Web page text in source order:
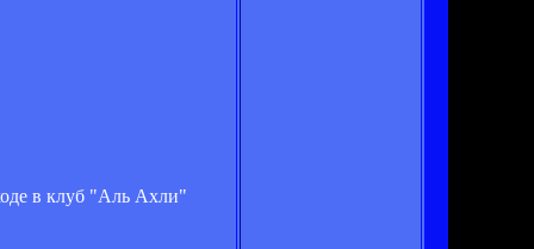
в клуб "Аль Ахли"